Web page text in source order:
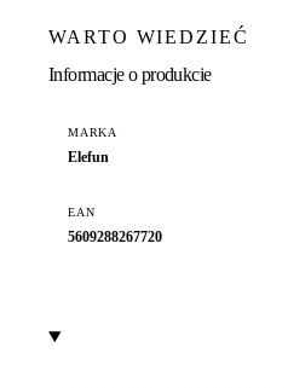
WARTO WIEDZIEĆ
Informacje o produkcie
MARKA
Elefun
EAN
5609288267720